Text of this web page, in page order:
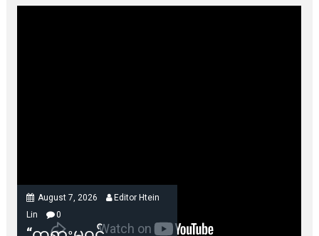
August 7, 2026
Editor Htein
Lin
0